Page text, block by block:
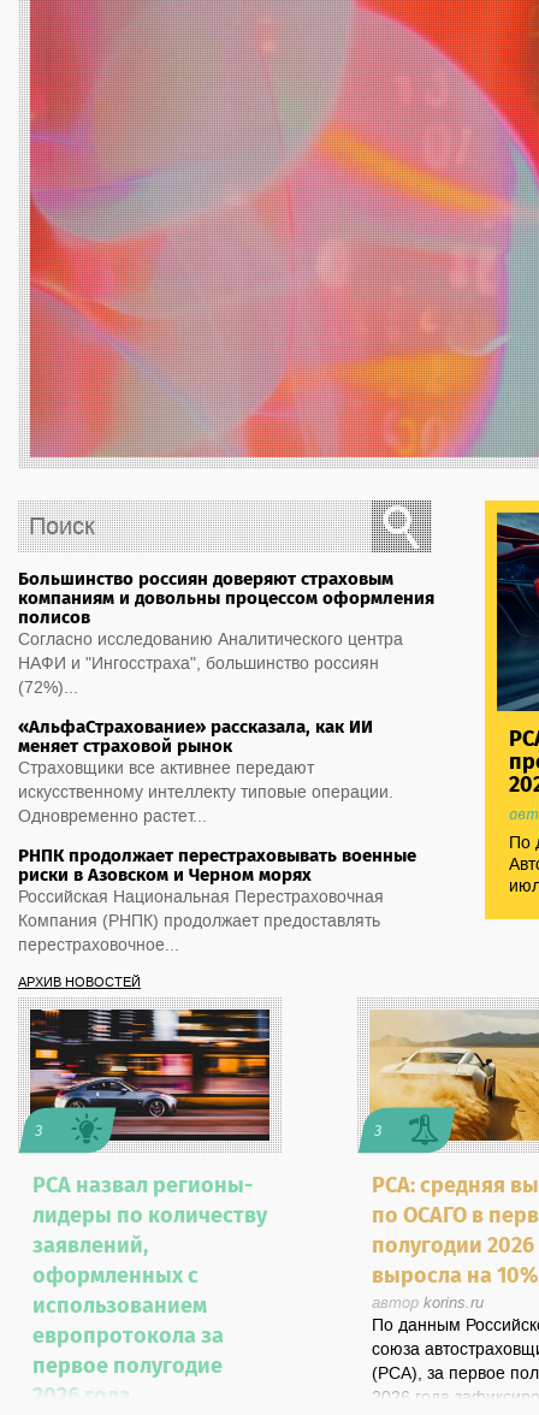
Большинство россиян доверяют страховым
компаниям и довольны процессом оформления
полисов
Согласно исследованию Аналитического центра
НАФИ и "Ингосстраха", большинство россиян
(72%)...
«АльфаСтрахование» рассказала, как ИИ
меняет страховой рынок
Страховщики все активнее передают
искусственному интеллекту типовые операции.
Одновременно растет...
РНПК продолжает перестраховывать военные
риски в Азовском и Черном морях
Российская Национальная Перестраховочная
Компания (РНПК) продолжает предоставлять
перестраховочное...
АРХИВ НОВОСТЕЙ
По
3
РСА назвал регионы-
лидеры по количеству
заявлений,
оформленных с
использованием
европротокола за
первое полугодие
2026 года
3
РСА: средняя
по ОСАГО в
полугодии
выросла на 10%
автор korins.ru
По данным
союза
(РСА), за первое
2026 года